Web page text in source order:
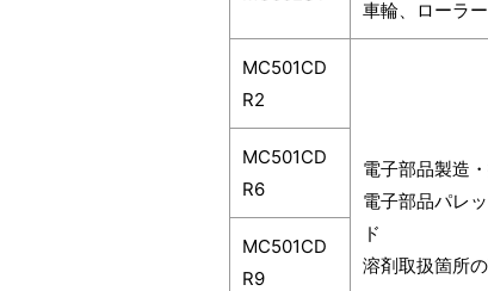
車輪、ローラ
MC501CD
R2
電子部品製造
電子部品パレ
ド
溶剤取扱箇所
MC501CD
R6
MC501CD
R9